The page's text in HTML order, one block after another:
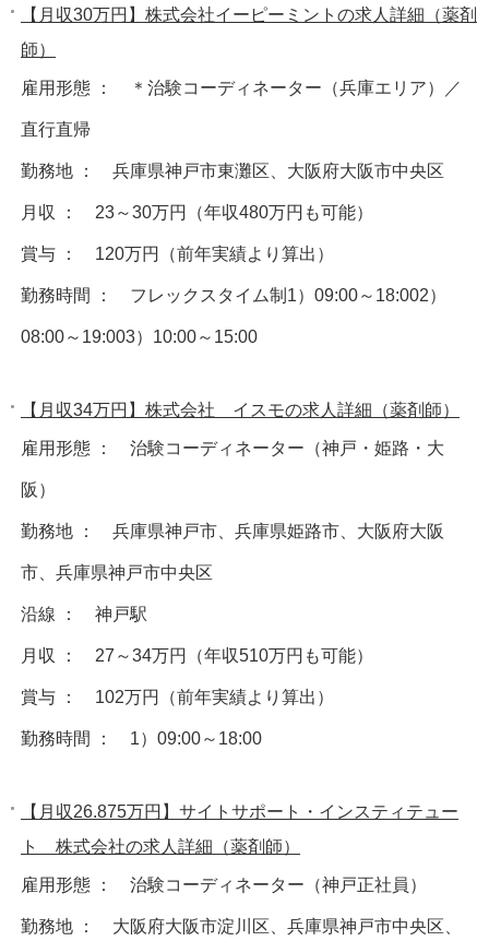
【月収30万円】株式会社イーピーミントの求人詳細（薬剤
師）
雇用形態 ： ＊治験コーディネーター（兵庫エリア）／
直行直帰
勤務地 ： 兵庫県神戸市東灘区、大阪府大阪市中央区
月収 ： 23～30万円（年収480万円も可能）
賞与 ： 120万円（前年実績より算出）
勤務時間 ： フレックスタイム制1）09:00～18:002）
08:00～19:003）10:00～15:00
【月収34万円】株式会社 イスモの求人詳細（薬剤師）
雇用形態 ： 治験コーディネーター（神戸・姫路・大
阪）
勤務地 ： 兵庫県神戸市、兵庫県姫路市、大阪府大阪
市、兵庫県神戸市中央区
沿線 ： 神戸駅
月収 ： 27～34万円（年収510万円も可能）
賞与 ： 102万円（前年実績より算出）
勤務時間 ： 1）09:00～18:00
【月収26.875万円】サイトサポート・インスティテュー
ト 株式会社の求人詳細（薬剤師）
雇用形態 ： 治験コーディネーター（神戸正社員）
勤務地 ： 大阪府大阪市淀川区、兵庫県神戸市中央区、